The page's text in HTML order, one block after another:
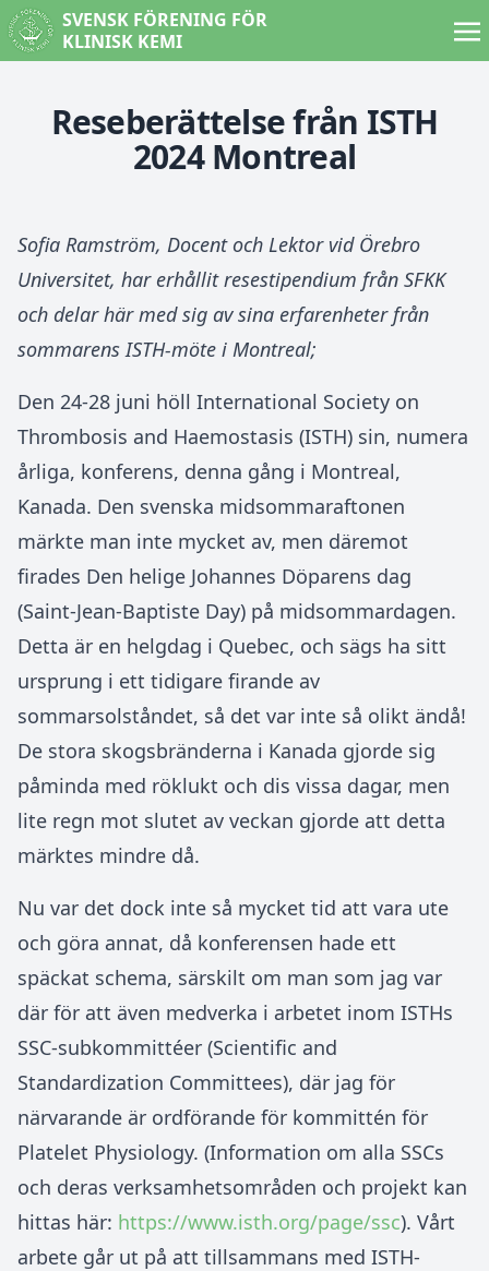
SVENSK FÖRENING FÖR
KLINISK KEMI
Reseberättelse från ISTH
2024 Montreal
Sofia Ramström, Docent och Lektor vid Örebro
Universitet, har erhållit resestipendium från SFKK
och delar här med sig av sina erfarenheter från
sommarens ISTH-möte i Montreal;
Den 24-28 juni höll International Society on
Thrombosis and Haemostasis (ISTH) sin, numera
årliga, konferens, denna gång i Montreal,
Kanada. Den svenska midsommaraftonen
märkte man inte mycket av, men däremot
firades Den helige Johannes Döparens dag
(Saint-Jean-Baptiste Day) på midsommardagen.
Detta är en helgdag i Quebec, och sägs ha sitt
ursprung i ett tidigare firande av
sommarsolståndet, så det var inte så olikt ändå!
De stora skogsbränderna i Kanada gjorde sig
påminda med röklukt och dis vissa dagar, men
lite regn mot slutet av veckan gjorde att detta
märktes mindre då.
Nu var det dock inte så mycket tid att vara ute
och göra annat, då konferensen hade ett
späckat schema, särskilt om man som jag var
där för att även medverka i arbetet inom ISTHs
SSC-subkommittéer (Scientific and
Standardization Committees), där jag för
närvarande är ordförande för kommittén för
Platelet Physiology. (Information om alla SSCs
och deras verksamhetsområden och projekt kan
hittas här: https://www.isth.org/page/ssc). Vårt
arbete går ut på att tillsammans med ISTH-